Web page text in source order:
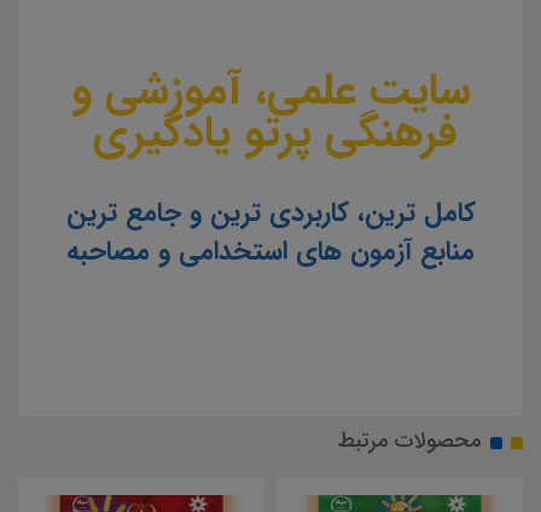
سایت علمی، آموزشی و
فرهنگی پرتو یادگیری
کامل ترین، کاربردی ترین و جامع ترین
منابع آزمون های استخدامی و مصاحبه
محصولات مرتبط